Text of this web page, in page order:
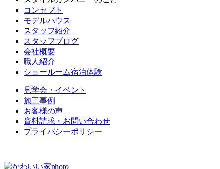
コンセプト
モデルハウス
スタッフ紹介
スタッフブログ
会社概要
職人紹介
ショールーム宿泊体験
見学会・イベント
施工事例
お客様の声
資料請求・お問い合わせ
プライバシーポリシー